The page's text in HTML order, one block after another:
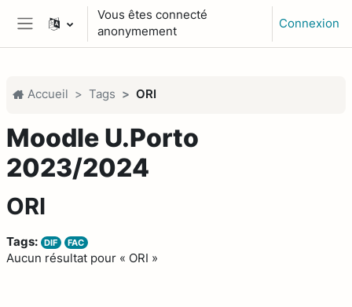
Passer au contenu principal
Panneau latéral
Vous êtes connecté
anonymement
Connexion
Accueil Tags ORI
Moodle U.Porto
2023/2024
ORI
Tags: DIF FAC
Aucun résultat pour « ORI »